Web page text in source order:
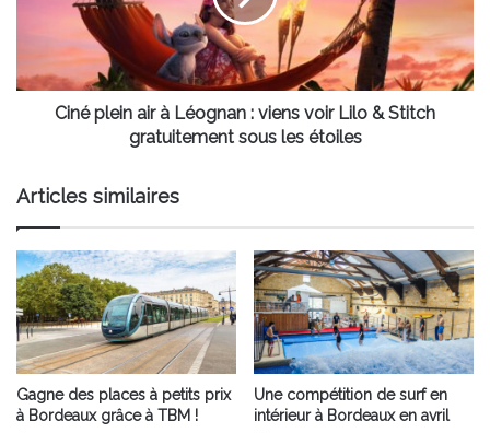
voir Lilo
&
étoiles
Ciné plein air à Léognan : viens voir Lilo & Stitch
gratuitement sous les étoiles
Articles similaires
Gagne des places à petits prix
à Bordeaux grâce à TBM !
Une compétition de surf en
intérieur à Bordeaux en avril